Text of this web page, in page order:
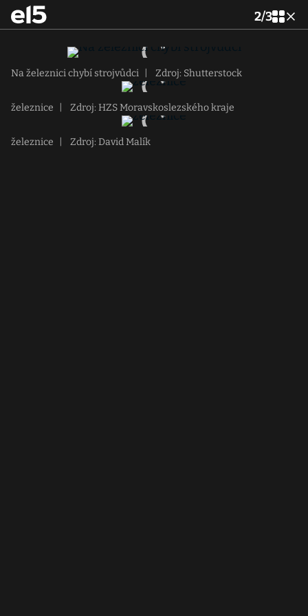
2/3
Na železnici chybí strojvůdci Zdroj: Shutterstock
železnice Zdroj: HZS Moravskoslezského kraje
železnice Zdroj: David Malík